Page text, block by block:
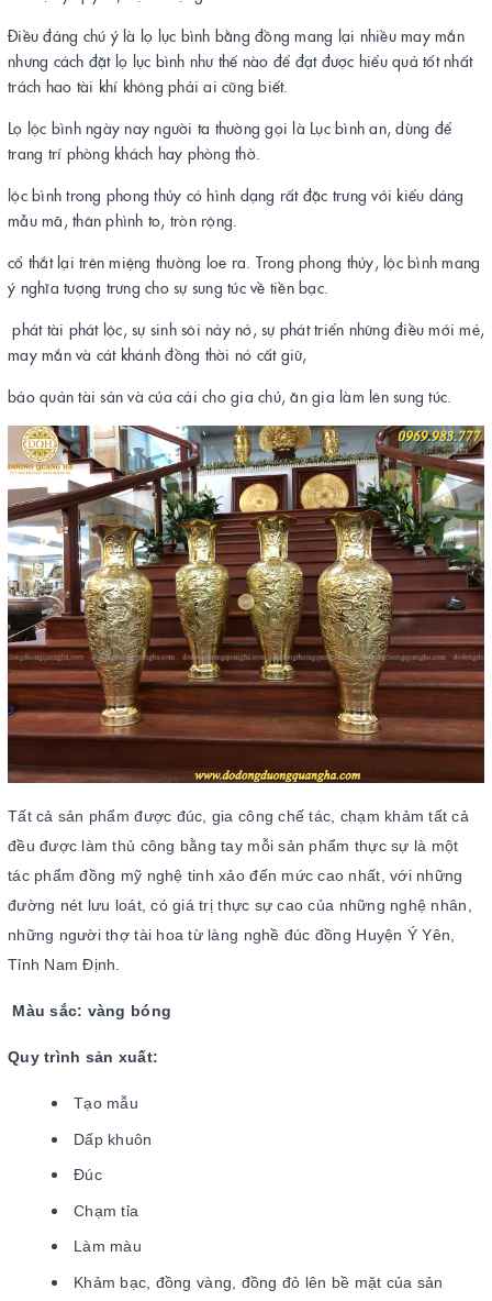
Điều đáng chú ý là lọ lục bình bằng đồng mang lại nhiều may mắn
nhưng cách đặt lọ lục bình như thế nào để đạt được hiểu quả tốt nhất
trách hao tài khí không phải ai cũng biết.
Lọ lộc bình ngày nay người ta thường gọi là Lục bình an, dùng để
trang trí phòng khách hay phòng thờ.
lộc bình trong phong thủy có hình dạng rất đặc trưng với kiểu dáng
mẫu mã, thân phình to, tròn rộng.
cổ thắt lại trên miệng thường loe ra. Trong phong thủy, lộc bình mang
ý nghĩa tượng trưng cho sự sung túc về tiền bạc.
phát tài phát lộc, sự sinh sôi nảy nở, sự phát triển những điều mới mẻ,
may mắn và cát khánh đồng thời nó cất giữ,
bảo quản tài sản và của cải cho gia chủ, ăn gia làm lên sung túc.
Tất cả sản phẩm được đúc, gia công chế tác, chạm khảm tất cả
đều được làm thủ công bằng tay mỗi sản phẩm thực sự là một
tác phẩm đồng mỹ nghệ tinh xảo đến mức cao nhất, với những
đường nét lưu loát, có giá trị thực sự cao của những nghệ nhân,
những người thợ tài hoa từ làng nghề đúc đồng Huyện Ý Yên,
Tỉnh Nam Định.
Màu sắc: vàng bóng
Quy trình sản xuất:
Tạo mẫu
Dấp khuôn
Đúc
Chạm tỉa
Làm màu
Khảm bạc, đồng vàng, đồng đỏ lên bề mặt của sản